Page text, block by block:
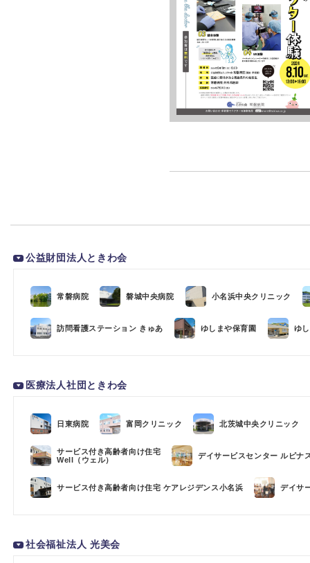
公益財団法人ときわ会
常磐病院 磐城中央病院 小名浜中央クリニック
訪問看護ステーション きゅあ ゆしまや保育園 ゆ
医療法人社団ときわ会
日東病院 富岡クリニック 北茨城中央クリニック
サービス付き高齢者向け住宅
Well（ウェル）
デイサービスセンター ルピナ
サービス付き高齢者向け住宅 ケアレジデンス小名浜 デイサ
社会福祉法人 光美会